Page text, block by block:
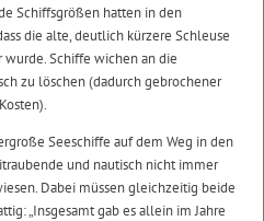
Schiffsgrößen hatten in den
die alte, deutlich kürzere Schleuse
Schiffe wichen an die
zu löschen (dadurch gebrochener
Seeschiffe auf dem Weg in den
und nautisch nicht immer
Dabei müssen gleichzeitig beide
„Insgesamt gab es allein im Jahre